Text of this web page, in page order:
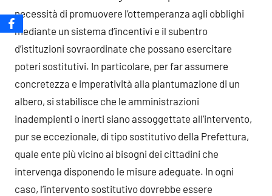
necessità di promuovere l’ottemperanza agli obblighi
mediante un sistema d’incentivi e il subentro
d’istituzioni sovraordinate che possano esercitare
poteri sostitutivi. In particolare, per far assumere
concretezza e imperatività alla piantumazione di un
albero, si stabilisce che le amministrazioni
inadempienti o inerti siano assoggettate all’intervento,
pur se eccezionale, di tipo sostitutivo della Prefettura,
quale ente più vicino ai bisogni dei cittadini che
intervenga disponendo le misure adeguate. In ogni
caso, l’intervento sostitutivo dovrebbe essere